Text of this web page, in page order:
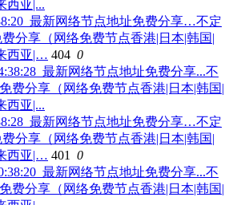
最新网络节点地址免费分享…不定
分享（网络免费节点香港|日本|韩国|
西亚|… 404 0
最新网络节点地址免费分享…不定
分享（网络免费节点香港|日本|韩国|
西亚|… 401 0